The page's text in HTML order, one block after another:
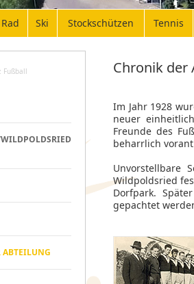
Rad Ski Stockschützen Tennis
Fußball
ABTEILUNG
Chronik der
Im Jahr 1928
neuer
Freunde des
beharrlich
Unvorstellbare
Wildpoldsried
Dorfpark.
gepachtet